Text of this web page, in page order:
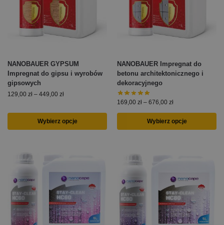
NANOBAUER GYPSUM
Impregnat do gipsu i wyrobów
gipsowych
129,00 zł – 449,00 zł
Wybierz opcje
NANOBAUER Impregnat do
betonu architektonicznego i
dekoracyjnego
169,00 zł – 676,00 zł
Wybierz opcje